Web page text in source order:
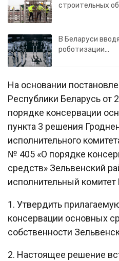
строительных
В Беларуси
роботизации…
На основании
Республики Беларусь от
порядке консервации
пункта 3 решения
исполнительного
№ 405 «О порядке
средств» Зельвенский
исполнительный
1. Утвердить
консервации основных
собственности
2. Настоящее решение